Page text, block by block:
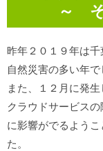
～ そ
昨年２０１９年は
自然災害の多い年で
また、１２月に発
クラウドサービス
に影響がでるようこ
た。